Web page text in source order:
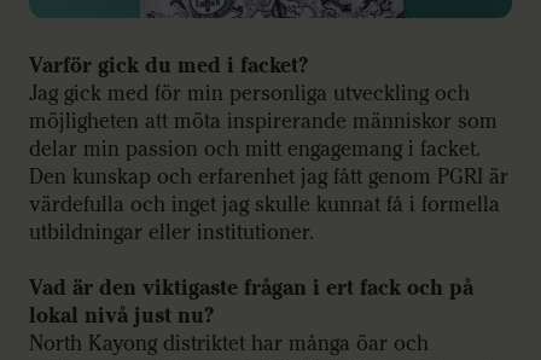
Varför gick du med i facket?
Jag gick med för min personliga utveckling och
möjligheten att möta inspirerande människor som
delar min passion och mitt engagemang i facket.
Den kunskap och erfarenhet jag fått genom PGRI är
värdefulla och inget jag skulle kunnat få i formella
utbildningar eller institutioner.
Vad är den viktigaste frågan i ert fack och på
lokal nivå just nu?
North Kayong distriktet har många öar och